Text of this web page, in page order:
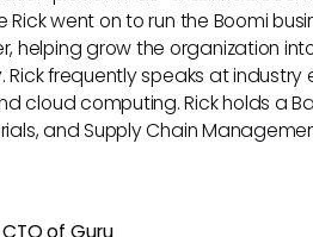
Rick went on to run the Boomi
helping grow the organization
Rick frequently speaks at
cloud computing. Rick holds a
and Supply Chain